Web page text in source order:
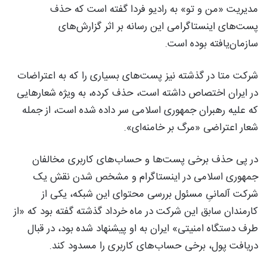
مدیریت «من و تو» به رادیو فردا گفته است که حذف
پست‌های اینستاگرامی این رسانه بر اثر گزارش‌های
سازمان‌یافته بوده است.
شرکت متا در گذشته نیز پست‌های بسیاری را که به اعتراضات
در ایران اختصاص داشته است، حذف کرده، به ویژه شعارهایی
که علیه رهبران جمهوری اسلامی سر داده شده است، از جمله
شعار اعتراضی «مرگ بر خامنه‌ای».
در پی حذف برخی پست‌ها و حساب‌های کاربری مخالفان
جمهوری اسلامی در اینستاگرام و مشخص شدن نقش یک
شرکت آلمانیِ مسئول بررسی محتوای این شبکه، یکی از
کارمندان سابق این شرکت در ماه خرداد گذشته گفته بود که «از
طرف دستگاه امنیتی» ایران به او پیشنهاد شده بود، در قبال
دریافت پول، برخی حساب‌های کاربری را مسدود کند.